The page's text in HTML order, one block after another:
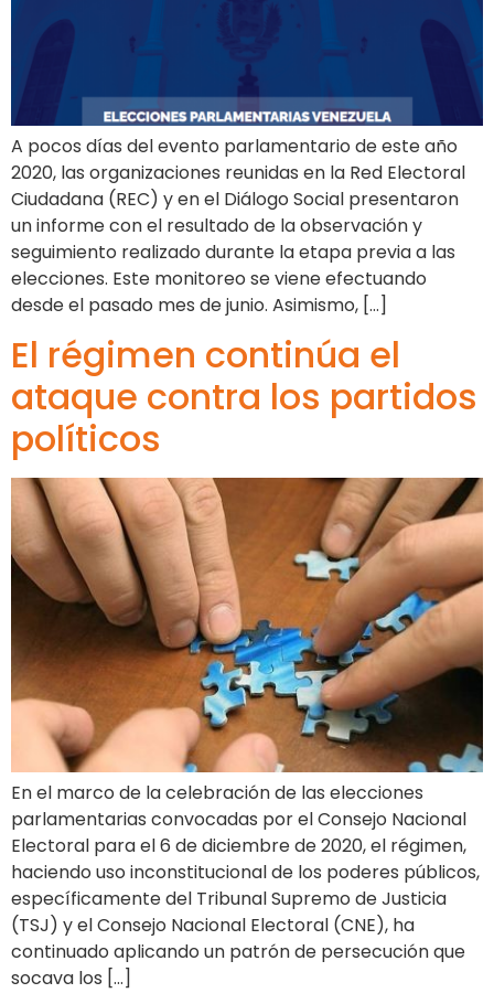
A pocos días del evento parlamentario de este año
2020, las organizaciones reunidas en la Red Electoral
Ciudadana (REC) y en el Diálogo Social presentaron
un informe con el resultado de la observación y
seguimiento realizado durante la etapa previa a las
elecciones. Este monitoreo se viene efectuando
desde el pasado mes de junio. Asimismo, […]
El régimen continúa el
ataque contra los partidos
políticos
En el marco de la celebración de las elecciones
parlamentarias convocadas por el Consejo Nacional
Electoral para el 6 de diciembre de 2020, el régimen,
haciendo uso inconstitucional de los poderes públicos,
específicamente del Tribunal Supremo de Justicia
(TSJ) y el Consejo Nacional Electoral (CNE), ha
continuado aplicando un patrón de persecución que
socava los […]